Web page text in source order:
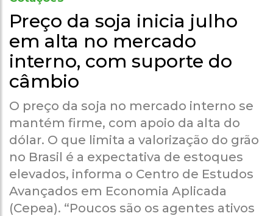
Preço da soja inicia julho
em alta no mercado
interno, com suporte do
câmbio
O preço da soja no mercado interno se
mantém firme, com apoio da alta do
dólar. O que limita a valorização do grão
no Brasil é a expectativa de estoques
elevados, informa o Centro de Estudos
Avançados em Economia Aplicada
(Cepea). “Poucos são os agentes ativos